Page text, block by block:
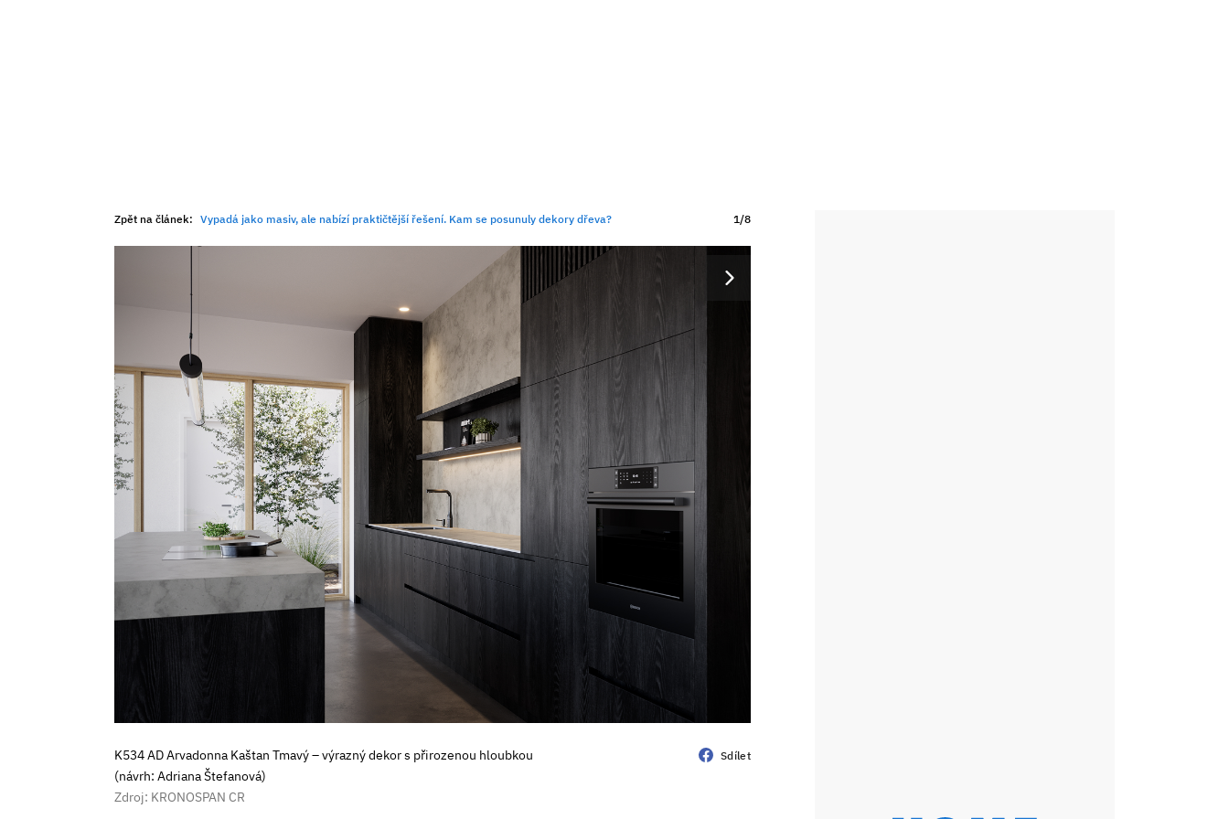
Zpět na článek: Vypadá jako masiv, ale nabízí praktičtější řešení. Kam se posunuly dekory dřeva? 1/8
K534 AD Arvadonna Kaštan Tmavý – výrazný dekor s přirozenou hloubkou
(návrh: Adriana Štefanová)
Zdroj: KRONOSPAN CR
Sdílet